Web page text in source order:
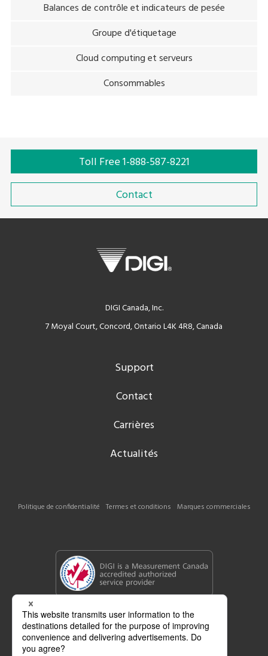
Balances de contrôle et indicateurs de pesée
Groupe d'étiquetage
Cloud computing et serveurs
Consommables
Toll Free 1-888-587-8221
Contact
DIGI Canada, Inc.
7 Moyal Court, Concord, Ontario L4K 4R8, Canada
Support
Contact
Carrières
Actualités
Politique de confidentialité Termes et conditions Marques commerciales